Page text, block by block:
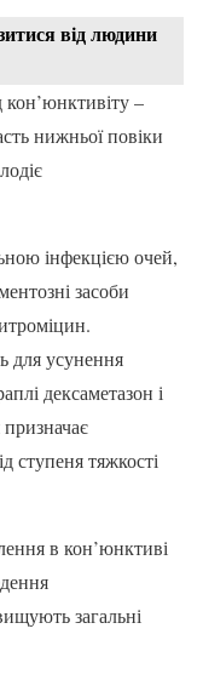
від людини
–
нижньої повіки
інфекцією очей,
засоби
для усунення
дексаметазон і
ступеня тяжкості
в кон’юнктиві
загальні